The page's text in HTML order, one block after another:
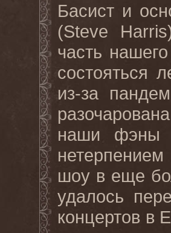
Басист и
(Steve Harris
часть
состояться
из-за
наши фэны
шоу в еще
удалось
концертов в